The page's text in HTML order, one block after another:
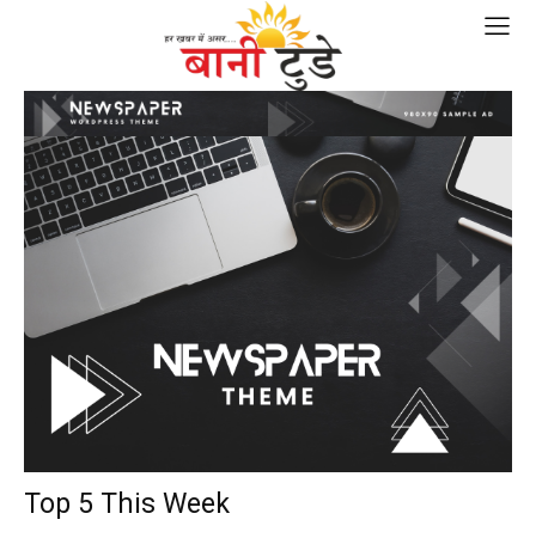
Top 5 This Week